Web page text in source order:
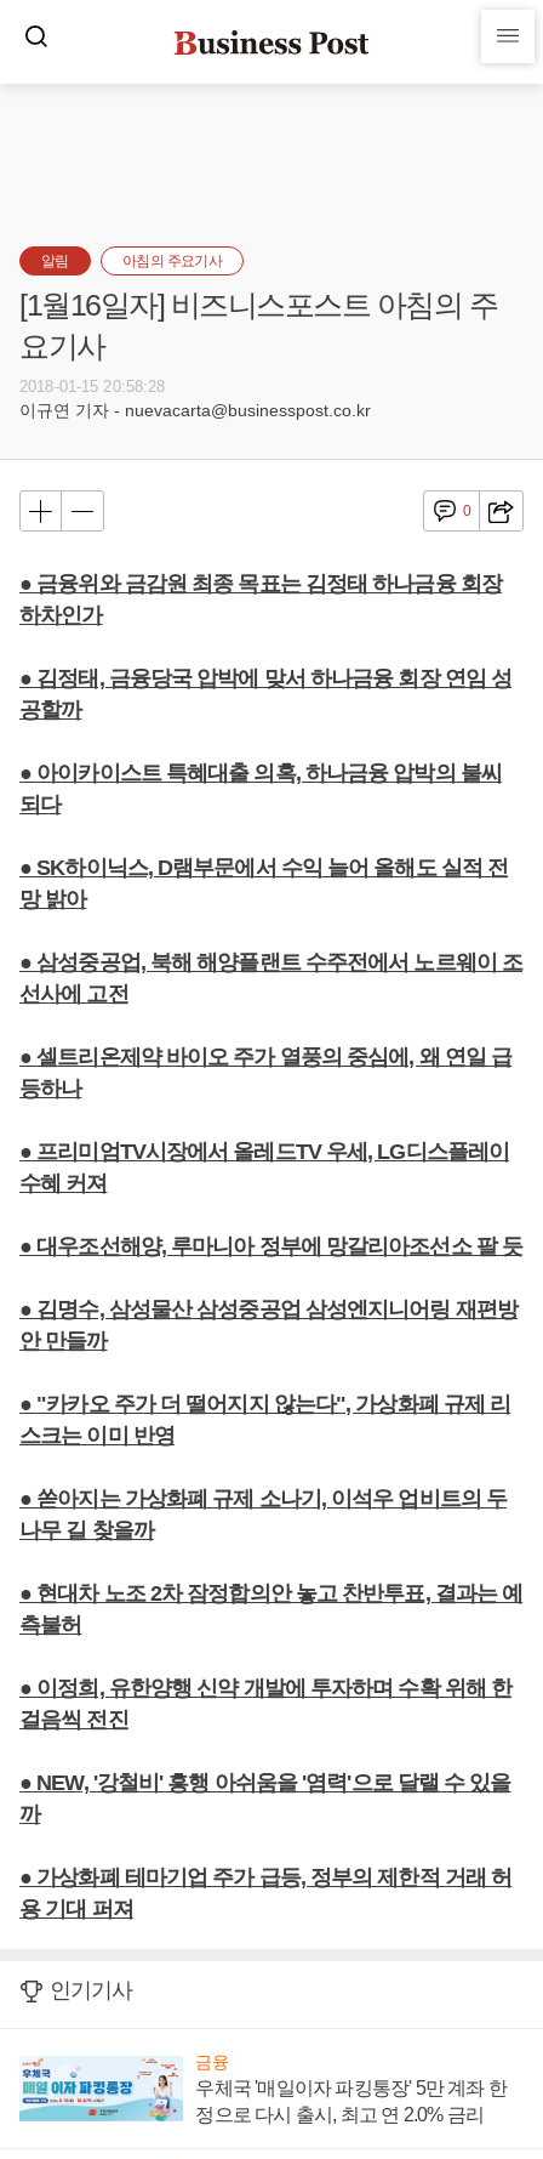
알림 아침의 주요기사
[1월16일자] 비즈니스포스트 아침의 주
요기사
2018-01-15 20:58:28
이규연 기자 - nuevacarta@businesspost.co.kr
0
● 금융위와 금감원 최종 목표는 김정태 하나금융 회장
하차인가
● 김정태, 금융당국 압박에 맞서 하나금융 회장 연임 성
공할까
● 아이카이스트 특혜대출 의혹, 하나금융 압박의 불씨
되다
● SK하이닉스, D램부문에서 수익 늘어 올해도 실적 전
망 밝아
● 삼성중공업, 북해 해양플랜트 수주전에서 노르웨이 조
선사에 고전
● 셀트리온제약 바이오 주가 열풍의 중심에, 왜 연일 급
등하나
● 프리미엄TV시장에서 올레드TV 우세, LG디스플레이
수혜 커져
● 대우조선해양, 루마니아 정부에 망갈리아조선소 팔 듯
● 김명수, 삼성물산 삼성중공업 삼성엔지니어링 재편방
안 만들까
● "카카오 주가 더 떨어지지 않는다", 가상화폐 규제 리
스크는 이미 반영
● 쏟아지는 가상화폐 규제 소나기, 이석우 업비트의 두
나무 길 찾을까
● 현대차 노조 2차 잠정합의안 놓고 찬반투표, 결과는 예
측불허
● 이정희, 유한양행 신약 개발에 투자하며 수확 위해 한
걸음씩 전진
● NEW, '강철비' 흥행 아쉬움을 '염력'으로 달랠 수 있을
까
● 가상화폐 테마기업 주가 급등, 정부의 제한적 거래 허
용 기대 퍼져
인기기사
금융
우체국 '매일이자 파킹통장' 5만 계좌 한
정으로 다시 출시, 최고 연 2.0% 금리